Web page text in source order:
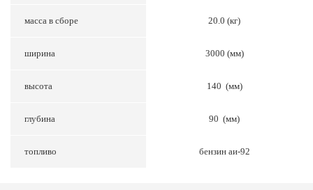
масса в сборе 20.0 (кг)
ширина 3000 (мм)
высота 140 (мм)
глубина 90 (мм)
топливо бензин аи-92